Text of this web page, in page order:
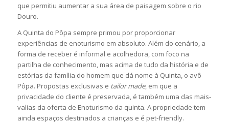
que permitiu aumentar a sua área de paisagem sobre o rio
Douro.
A Quinta do Pôpa sempre primou por proporcionar
experiências de enoturismo em absoluto. Além do cenário, a
forma de receber é informal e acolhedora, com foco na
partilha de conhecimento, mas acima de tudo da história e de
estórias da família do homem que dá nome à Quinta, o avô
Pôpa. Propostas exclusivas e tailor made, em que a
privacidade do cliente é preservada, é também uma das mais-
valias da oferta de Enoturismo da quinta. A propriedade tem
ainda espaços destinados a crianças e é pet-friendly.